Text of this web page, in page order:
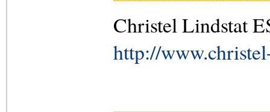
Christel Lindstat
http://